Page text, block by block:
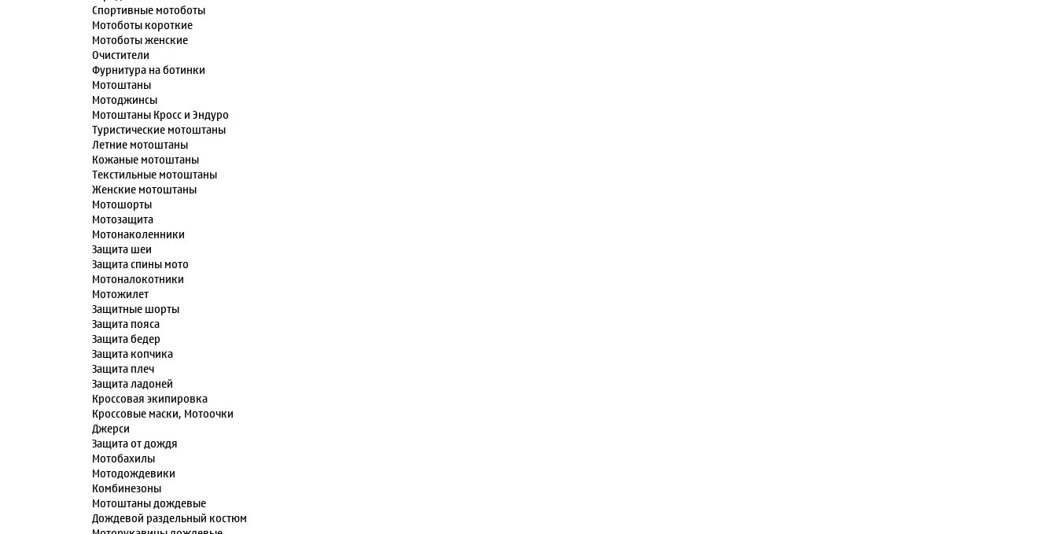
Спортивные мотоботы
Мотоботы короткие
Мотоботы женские
Очистители
Фурнитура на ботинки
Мотоштаны
Мотоджинсы
Мотоштаны Кросс и Эндуро
Туристические мотоштаны
Летние мотоштаны
Кожаные мотоштаны
Текстильные мотоштаны
Женские мотоштаны
Мотошорты
Мотозащита
Мотонаколенники
Защита шеи
Защита спины мото
Мотоналокотники
Мотожилет
Защитные шорты
Защита пояса
Защита бедер
Защита копчика
Защита плеч
Защита ладоней
Кроссовая экипировка
Кроссовые маски, Мотоочки
Джерси
Защита от дождя
Мотобахилы
Мотодождевики
Комбинезоны
Мотоштаны дождевые
Дождевой раздельный костюм